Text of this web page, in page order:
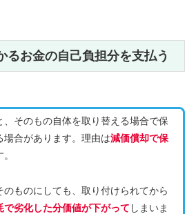
るお金の自己負担分を支払う
、そのもの自体を取り替える場合で保
場合があります。理由は減価償却で保
ものにしても、取り付けられてから
で劣化した分価値が下がって しまいま